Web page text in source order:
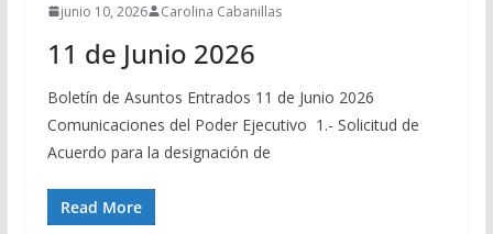
junio 10, 2026 Carolina Cabanillas
11 de Junio 2026
Boletín de Asuntos Entrados 11 de Junio 2026
Comunicaciones del Poder Ejecutivo 1.- Solicitud de
Acuerdo para la designación de
Read More